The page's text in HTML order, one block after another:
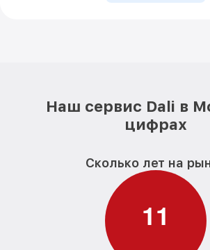
Наш сервис Dali в
цифрах
Сколько лет на
11